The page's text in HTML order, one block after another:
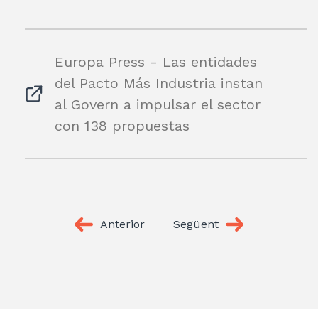
Europa Press - Las entidades
del Pacto Más Industria instan
al Govern a impulsar el sector
con 138 propuestas
Anterior Següent